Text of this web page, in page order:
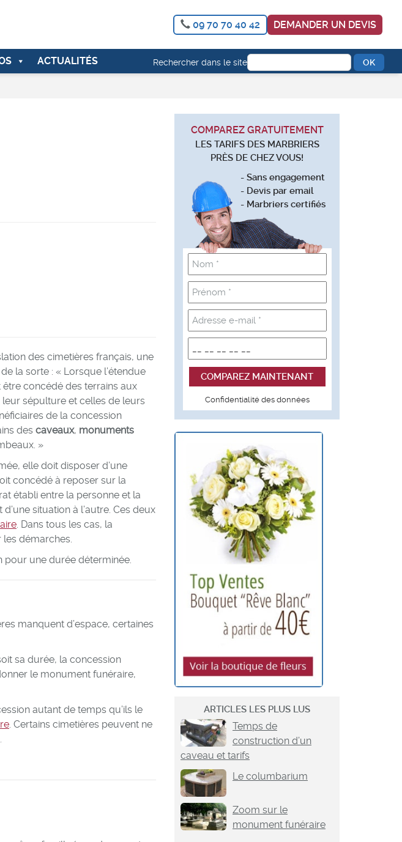
09 70 70 40 42 DEMANDER UN DEVIS
ACTUALITÉS Rechercher dans le site
des cimetières français, une
la sorte : « Lorsque l’étendue
concédé des terrains aux
sépulture et celles de leurs
de la concession
des caveaux, monuments
»
elle doit disposer d’une
concédé à reposer sur la
établi entre la personne et la
situation à l’autre. Ces deux
. Dans tous les cas, la
les démarches.
pour une durée déterminée.
manquent d’espace, certaines
sa durée, la concession
le monument funéraire,
autant de temps qu’ils le
. Certains cimetières peuvent ne
COMPAREZ GRATUITEMENT
LES TARIFS DES MARBRIERS
PRÈS DE CHEZ VOUS!
- Sans engagement
- Devis par email
- Marbriers certifiés
Confidentialité des données
ARTICLES LES PLUS LUS
Temps de
construction d’un
caveau et tarifs
Le columbarium
Zoom sur le
monument funéraire